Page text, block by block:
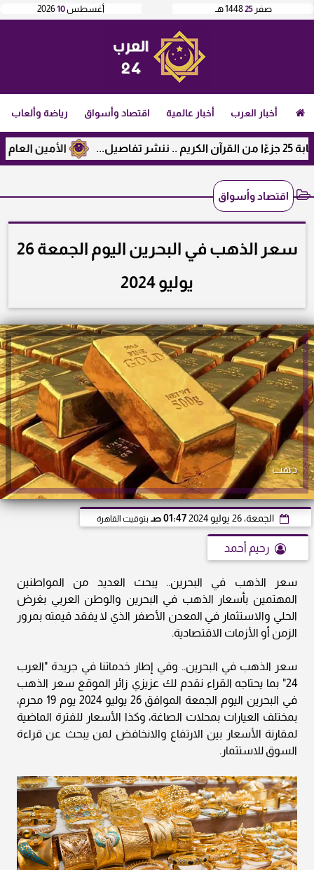
أغسطس10
2026 صفر 251448 هـ
أخبار العرب أخبار عالمية اقتصاد وأسواق رياضة وألعاب
الأمين العام لرابطة
اقتصاد وأسواق
سعر الذهب في البحرين اليوم الجمعة 26
يوليو 2024
ذهب
الجمعة، 26 يوليو 2024 01:47 صـ بتوقيت القاهرة
رحيم أحمد
سعر الذهب في البحرين.. يبحث العديد من المواطنين
المهتمين بأسعار الذهب في البحرين والوطن العربي بغرض
الحلي والاستثمار في المعدن الأصفر الذي لا يفقد قيمته بمرور
الزمن أو الأزمات الاقتصادية.
سعر الذهب في البحرين.. وفي إطار خدماتنا في جريدة "العرب
24" بما يحتاجه القراء نقدم لك عزيزي زائر الموقع سعر الذهب
في البحرين اليوم الجمعة الموافق 26 يوليو 2024 يوم 19 محرم،
بمختلف العيارات بمحلات الصاغة، وكذا الأسعار للفترة الماضية
لمقارنة الأسعار بين الارتفاع والانخافض لمن يبحث عن قراءة
السوق للاستثمار.